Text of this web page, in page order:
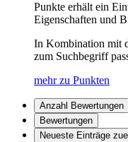
Punkte erhält ein
Eigenschaften und
In Kombination mit
zum Suchbegriff
mehr zu Punkten
Anzahl Bewertungen
Bewertungen
Neueste Einträge